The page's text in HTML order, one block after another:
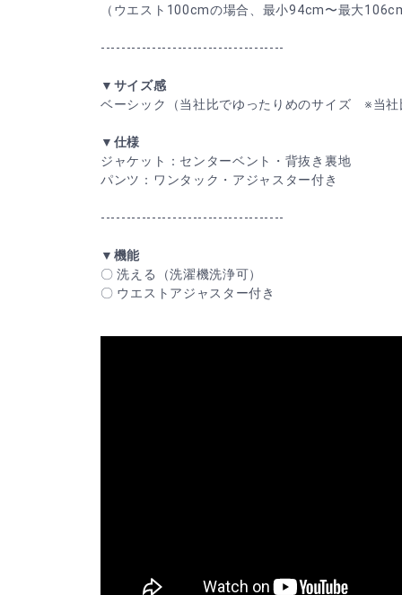
（ウエスト100cmの場合、最小94cm〜最大
------------------------------------
▼サイズ感
ベーシック（当社比でゆったりめのサイズ ※当社
▼仕様
ジャケット：センターベント・背抜き裏地
パンツ：ワンタック・アジャスター付き
------------------------------------
▼機能
〇 洗える（洗濯機洗浄可）
〇 ウエストアジャスター付き